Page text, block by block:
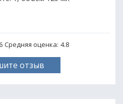
Средняя оценка: 4.8
отзыв